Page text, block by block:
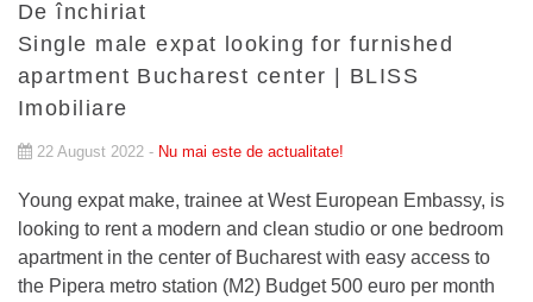
De închiriat
Single male expat looking for furnished
apartment Bucharest center | BLISS
Imobiliare
22 August 2022 - Nu mai este de actualitate!
Young expat make, trainee at West European Embassy, is
looking to rent a modern and clean studio or one bedroom
apartment in the center of Bucharest with easy access to
the Pipera metro station (M2) Budget 500 euro per month